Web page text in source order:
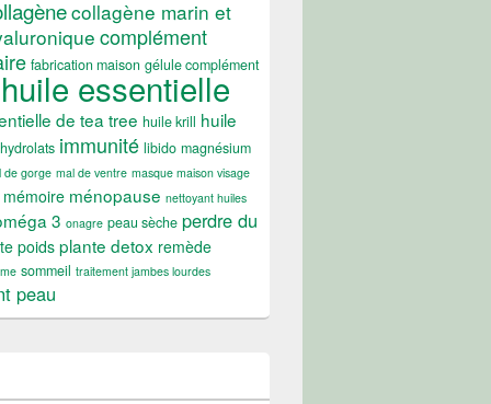
collagène marin et
complément
fabrication maison gélule complément
huile essentielle
de tea tree huile krill huile
hydrolats immunité libido magnésium
de gorge mal de ventre masque maison visage
mémoire ménopause nettoyant huiles
3 onagre peau sèche perdre du
poidsplante detox remède
sommeil traitement jambes lourdes
peau